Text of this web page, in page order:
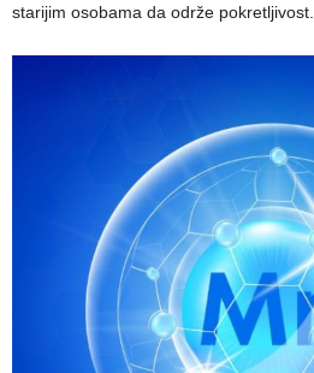
starijim osobama da održe pokretljivost.